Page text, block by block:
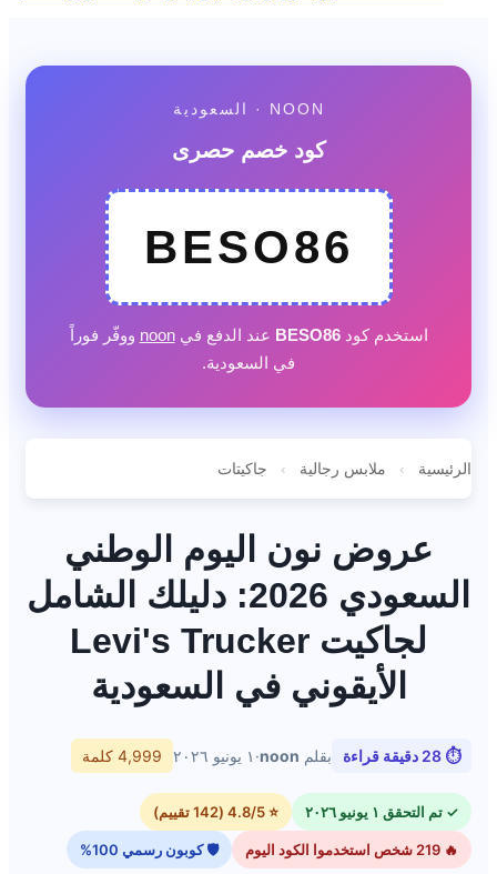
NOON · السعودية
كود خصم حصرى
BESO86
استخدم كودBESO86 عند الدفع فيnoon ووفّر فوراً
في السعودية.
الرئيسية › ملابس رجالية › جاكيتات
عروض نون اليوم الوطني
السعودي 2026: دليلك الشامل
لجاكيت Levi's Trucker
الأيقوني في السعودية
⏱ 28 دقيقة قراءة بقلم noon
· ١ يونيو ٢٠٢٦ 4,999 كلمة
✓ تم التحقق ١ يونيو ٢٠٢٦ ⭐ 4.8/5 (142 تقييم)
🔥 219 شخص استخدموا الكود اليوم 🛡 كوبون رسمي 100%